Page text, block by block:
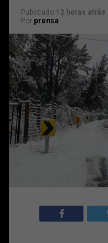
Publicado 12 horas atrás
Por prensa